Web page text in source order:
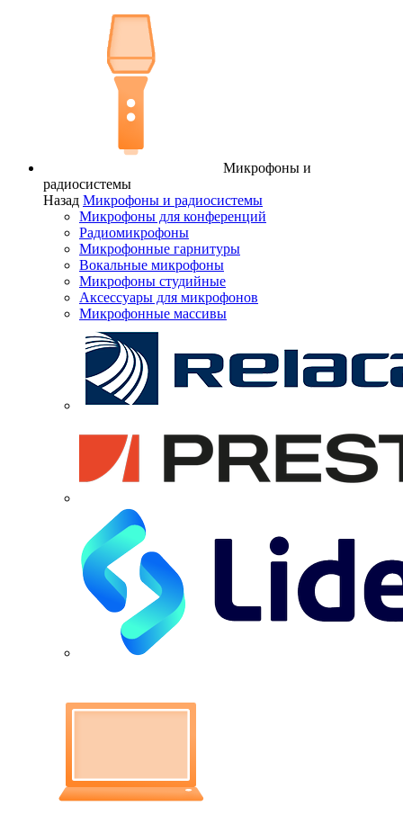
Микрофоны и
радиосистемы
Назад Микрофоны и радиосистемы
Микрофоны для конференций
Радиомикрофоны
Микрофонные гарнитуры
Вокальные микрофоны
Микрофоны студийные
Аксессуары для микрофонов
Микрофонные массивы